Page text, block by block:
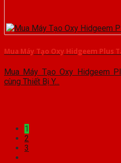
Mua Máy Tạo Oxy Hidgeem Plus
Mua Máy Tạo Oxy Hidgeem
cùng Thiết Bị Y...
1
2
3